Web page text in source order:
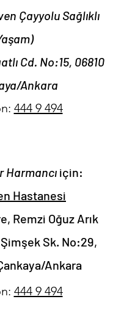
Çayyolu Sağlıklı
Cd. No:15, 06810
Ankara
444 9 494
Harmancı için:
Hastanesi
Remzi Oğuz Arık
Sk. No:29,
Ankara
444 9 494